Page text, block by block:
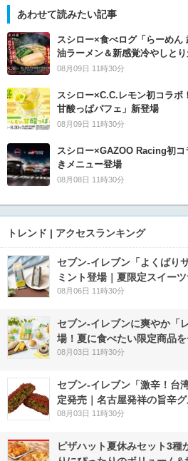
あわせて読みたい記事
スシロー×食べログ「らーめ
油ラーメン＆新感覚冷やしと
08月09日 11時30分
スシロー×C.C.レモン初コラボ
甘酸っぱパフェ」新登場
08月09日 11時30分
スシロー×GAZOO Racing初
きメニュー登場
08月08日 11時30分
トレンド | アクセスランキング
セブン‐イレブン「よくばり
ミント登場｜夏限定スイー
08月06日 11時30分
セブン‐イレブンに爽やか「
場！夏に食べたい限定商品
08月03日 11時30分
セブン-イレブン「激辛！台
定発売｜名古屋発祥の旨辛
08月03日 11時30分
ピザハット夏休みセット3種